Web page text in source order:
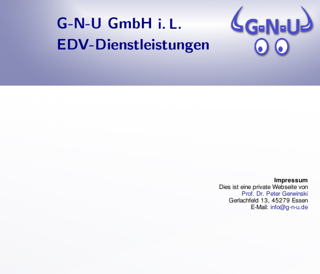
Impressum
Dies ist eine private Webseite von
Prof. Dr. Peter Gerwinski
Gerlachfeld 13, 45279 Essen
E-Mail: info@g-n-u.de